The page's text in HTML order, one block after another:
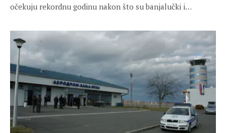
očekuju rekordnu godinu nakon što su banjalučki i…